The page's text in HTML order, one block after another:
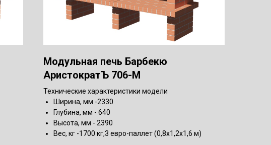
Модульная печь Барбекю
АристократЪ 706-М
Технические характеристики модели
Ширина, мм -2330
Глубина, мм - 640
Высота, мм - 2390
Вес, кг -1700 кг,3 евро-паллет (0,8х1,2х1,6 м)